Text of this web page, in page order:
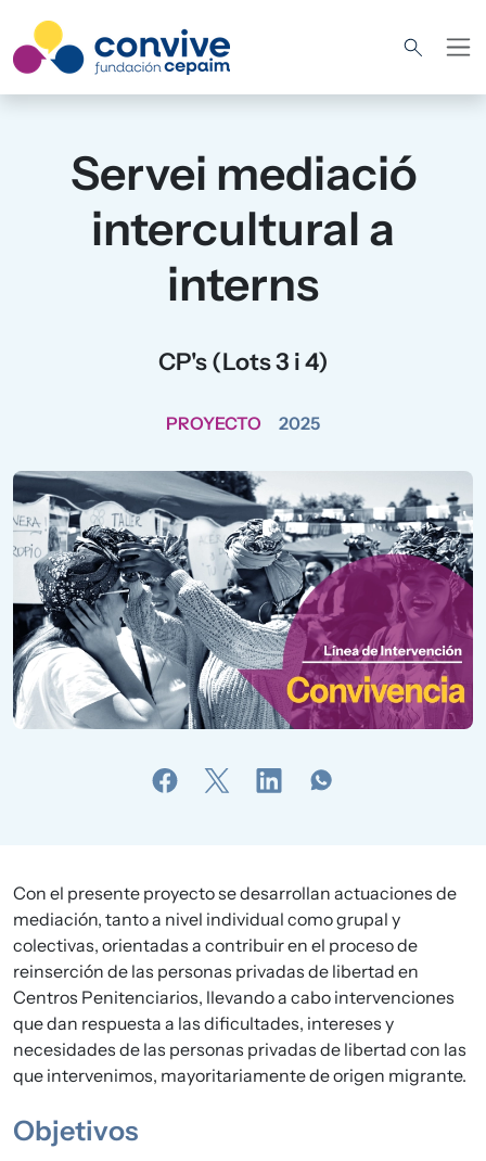
Servei mediació
intercultural a
interns
CP's (Lots 3 i 4)
PROYECTO 2025
Con el presente proyecto se desarrollan actuaciones de
mediación, tanto a nivel individual como grupal y
colectivas, orientadas a contribuir en el proceso de
reinserción de las personas privadas de libertad en
Centros Penitenciarios, llevando a cabo intervenciones
que dan respuesta a las dificultades, intereses y
necesidades de las personas privadas de libertad con las
que intervenimos, mayoritariamente de origen migrante.
Objetivos